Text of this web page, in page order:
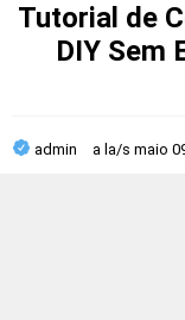
Tutorial de
DIY Sem
admin a la/s maio